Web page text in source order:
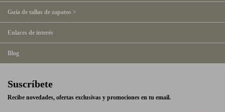
Guía de tallas de zapatos >
Enlaces de interés
Blog
Suscríbete
Recibe novedades, ofertas exclusivas y promociones en tu email.